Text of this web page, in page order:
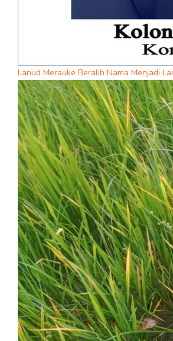
Lanud Merauke Beralih Nama Menjadi